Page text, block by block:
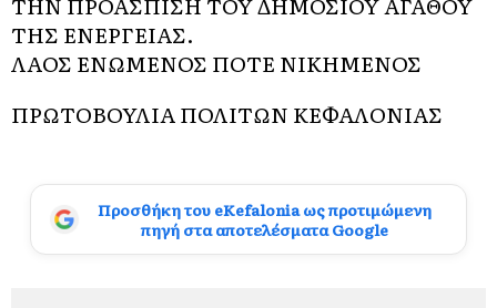
ΤΗΣ ΕΝΕΡΓΕΙΑΣ.
ΛΑΟΣ ΕΝΩΜΕΝΟΣ ΠΟΤΕ ΝΙΚΗΜΕΝΟΣ
ΠΡΩΤΟΒΟΥΛΙΑ ΠΟΛΙΤΩΝ ΚΕΦΑΛΟΝΙΑΣ
Προσθήκη του eKefalonia ως προτιμώμενη
πηγή στα αποτελέσματα Google